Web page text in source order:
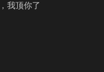
我顶你了